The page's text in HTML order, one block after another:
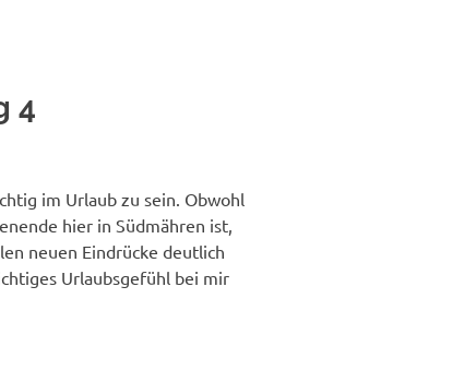
4
APRIL 2018
im Urlaub zu sein. Obwohl
hier in Südmähren ist,
neuen Eindrücke deutlich
Urlaubsgefühl bei mir